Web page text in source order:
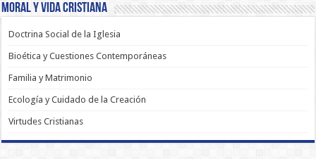
Moral y Vida Cristiana
Doctrina Social de la Iglesia
Bioética y Cuestiones Contemporáneas
Familia y Matrimonio
Ecología y Cuidado de la Creación
Virtudes Cristianas